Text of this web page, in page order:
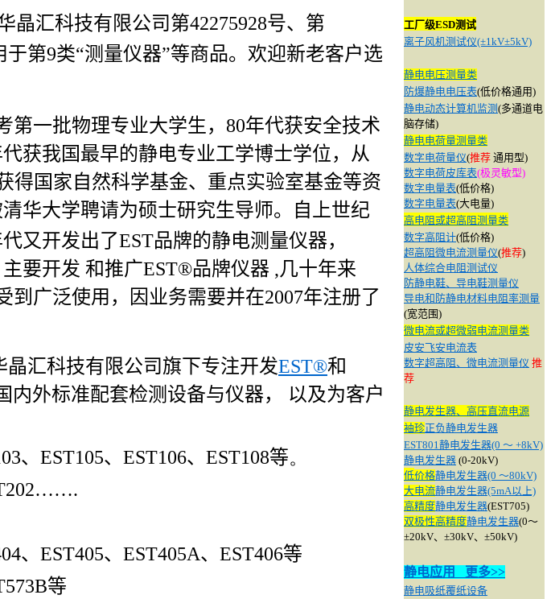
晶汇科技有限公司第42275928号、第
于第9类“测量仪器”等商品。欢迎新老客户选
第一批物理专业大学生，80年代获安全技术
获我国最早的静电专业工学博士学位，从
得国家自然科学基金、重点实验室基金等资
华大学聘请为硕士研究生导师。自上世纪
又开发出了EST品牌的静电测量仪器，
要开发 和推广EST®品牌仪器 ,几十年来
广泛使用，因业务需要并在2007年注册了
汇科技有限公司旗下专注开发EST®和
内外标准配套检测设备与仪器， 以及为客户
、 EST105、 EST106、 EST108等。
、 EST405、 EST405A、 EST406等
等
工厂级ESD测试
离子风机测试仪(±1kV±5kV)
静电电压测量类
防爆静电电压表(低价格通用)
静电动态计算机监测(多通道电
脑存储)
静电电荷量测量类
数字电荷量仪(推荐 通用型)
数字电荷皮库表(极灵敏型)
数字电量表(低价格)
数字电量表(大电量)
高电阻或超高阻测量类
数字高阻计(低价格)
超高阻微电流测量仪(推荐)
人体综合电阻测试仪
防静电鞋、导电鞋测量仪
导电和防静电材料电阻率测量
(宽范围)
微电流或超微弱电流测量类
皮安飞安电流表
数字超高阻、微电流测量仪 推
荐
静电发生器、高压直流电源
袖珍正负静电发生器
EST801静电发生器(0 ～ +8kV)
静电发生器 (0-20kV)
低价格静电发生器(0 ～80kV)
大电流静电发生器(5mA以上)
高精度静电发生器(EST705)
双极性高精度静电发生器(0～
±20kV、±30kV、±50kV)
静电应用 更多>>
静电吸纸覆纸设备